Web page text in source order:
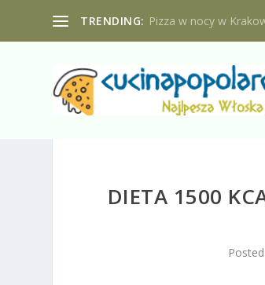
TRENDING: Pizza w nocy w
DIETA 1500